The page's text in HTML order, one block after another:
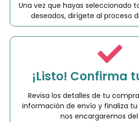
Una vez que hayas seleccionado
deseados, dirígete al proceso
¡Listo! Confirma
Revisa los detalles de tu
información de envío y finaliza tu
nos encargaremos